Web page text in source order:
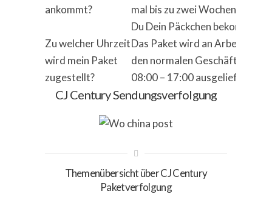
ankommt?
mal bis zu zwei Wochen
Du Dein Päckchen bekommst.
Zu welcher Uhrzeit
wird mein Paket
zugestellt?
Das Paket wird an
den normalen
08:00 – 17:00 ausgeliefert.
CJ Century Sendungsverfolgung
Themenübersicht über CJ Century
Paketverfolgung